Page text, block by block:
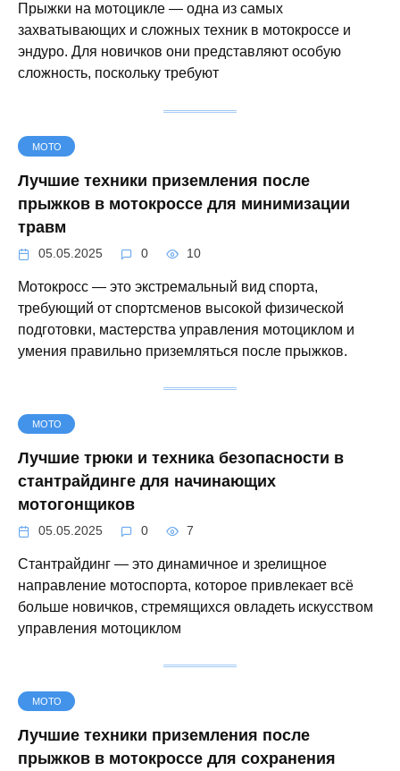
Прыжки на мотоцикле — одна из самых
захватывающих и сложных техник в мотокроссе и
эндуро. Для новичков они представляют особую
сложность, поскольку требуют
МОТО
Лучшие техники приземления после
прыжков в мотокроссе для минимизации
травм
05.05.2025 0 10
Мотокросс — это экстремальный вид спорта,
требующий от спортсменов высокой физической
подготовки, мастерства управления мотоциклом и
умения правильно приземляться после прыжков.
МОТО
Лучшие трюки и техника безопасности в
стантрайдинге для начинающих
мотогонщиков
05.05.2025 0 7
Стантрайдинг — это динамичное и зрелищное
направление мотоспорта, которое привлекает всё
больше новичков, стремящихся овладеть искусством
управления мотоциклом
МОТО
Лучшие техники приземления после
прыжков в мотокроссе для сохранения